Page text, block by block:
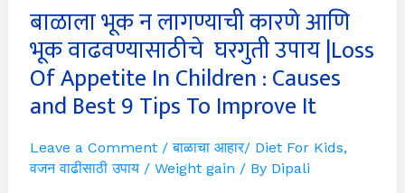
बाळाला भूक न लागण्याची कारणे आणि
भूक वाढवण्यासाठीचे घरगुती उपाय |Loss
Of Appetite In Children : Causes
and Best 9 Tips To Improve It
Leave a Comment /बाळाचा आहार/ Diet For Kids,
वजन वाढीसाठी उपाय / Weight gain / By Dipali
Causes
and
Best
9
Tips
To
Improve